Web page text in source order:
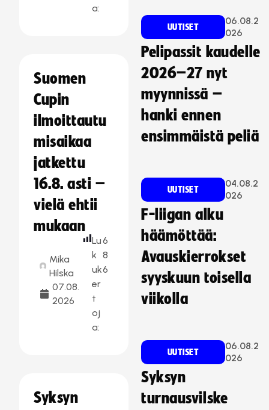
a:
Suomen
Cupin
ilmoittautu
misaikaa
jatkettu
16.8. asti –
vielä ehtii
mukaan
Mika
Hilska
07.08.
2026
Lu
k
uk
er
t
oj
a:
6
8
6
Syksyn
UUTISET
06.08.2
026
Pelipassit kaudelle
2026–27 nyt
myynnissä –
hanki ennen
ensimmäistä peliä
UUTISET
04.08.2
026
F-liigan alku
häämöttää:
Avauskierrokset
syyskuun toisella
viikolla
UUTISET
06.08.2
026
Syksyn
turnausvilske